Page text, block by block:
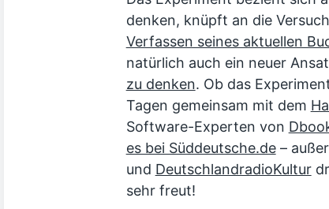
denken, knüpft an die
Verfassen seines aktuellen
natürlich auch ein neuer
zu denken. Ob das
Tagen gemeinsam mit dem
Software-Experten von
es bei Süddeutsche.de–
und DeutschlandradioKultur
sehr freut!